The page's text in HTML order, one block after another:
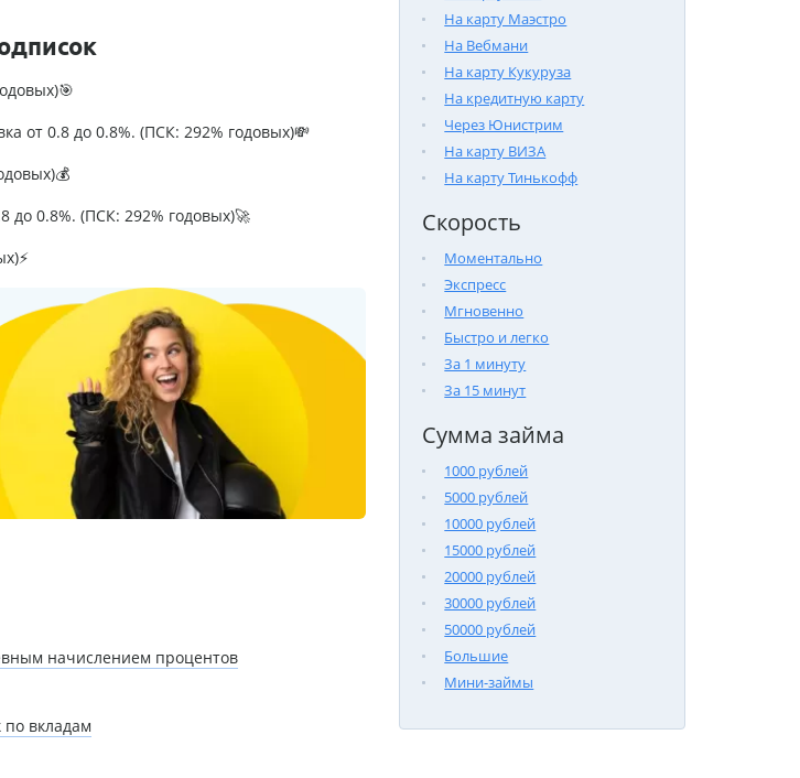
На карту Маэстро
На Вебмани
На карту Кукуруза
На кредитную карту
Через Юнистрим
На карту ВИЗА
На карту Тинькофф
Скорость
Моментально
Экспресс
Мгновенно
Быстро и легко
За 1 минуту
За 15 минут
Сумма займа
1000 рублей
5000 рублей
10000 рублей
15000 рублей
20000 рублей
30000 рублей
50000 рублей
Большие
Мини-займы
от 0.8 до 0.8%. (ПСК: 292% годовых)💸
до 0.8%. (ПСК: 292% годовых)🚀
начислением процентов
вкладам